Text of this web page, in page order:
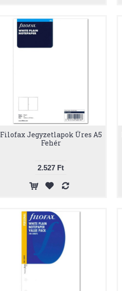
Filofax Jegyzetlapok Üres A5
Fehér
2.527 Ft